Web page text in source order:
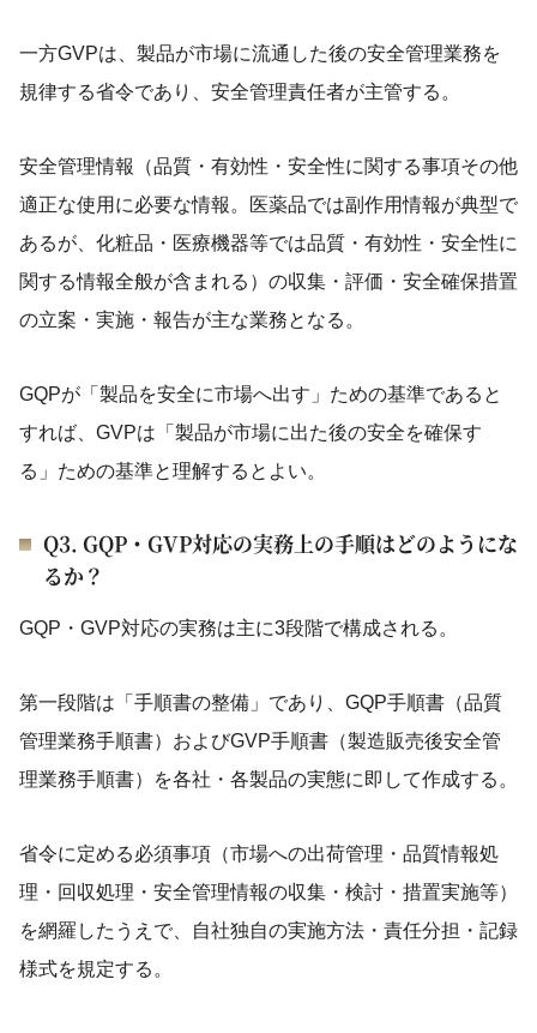
一方GVPは、製品が市場に流通した後の安全管理業務を
規律する省令であり、安全管理責任者が主管する。
安全管理情報（品質・有効性・安全性に関する事項その他
適正な使用に必要な情報。医薬品では副作用情報が典型で
あるが、化粧品・医療機器等では品質・有効性・安全性に
関する情報全般が含まれる）の収集・評価・安全確保措置
の立案・実施・報告が主な業務となる。
GQPが「製品を安全に市場へ出す」ための基準であると
すれば、GVPは「製品が市場に出た後の安全を確保す
る」ための基準と理解するとよい。
Q3. GQP・GVP対応の実務上の手順はどのようにな
るか？
GQP・GVP対応の実務は主に3段階で構成される。
第一段階は「手順書の整備」であり、GQP手順書（品質
管理業務手順書）およびGVP手順書（製造販売後安全管
理業務手順書）を各社・各製品の実態に即して作成する。
省令に定める必須事項（市場への出荷管理・品質情報処
理・回収処理・安全管理情報の収集・検討・措置実施等）
を網羅したうえで、自社独自の実施方法・責任分担・記録
様式を規定する。